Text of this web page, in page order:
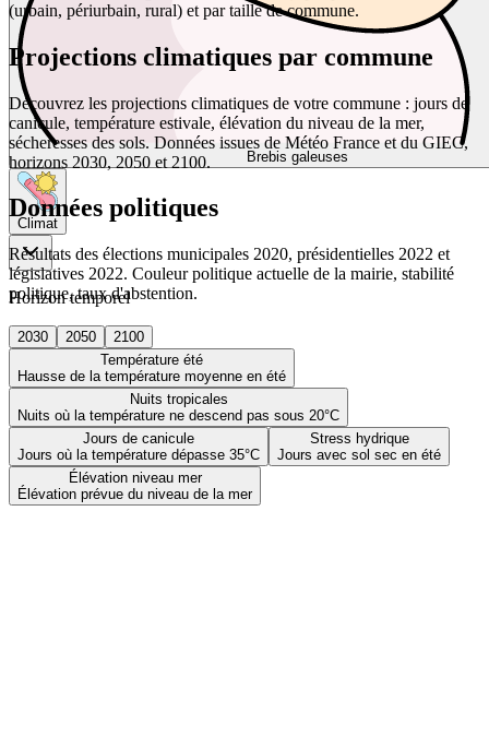
Brebis galeuses
Climat
Horizon temporel
2030 2050
2100
Température été
Hausse de la température moyenne en été
Nuits tropicales
Nuits où la température ne descend pas sous 20°C
Jours de canicule
Jours où la température dépasse 35°C
Stress hydrique
Jours avec sol sec en été
Élévation niveau mer
Élévation prévue du niveau de la mer
(urbain, périurbain, rural) et par taille de commune.
Projections climatiques par commune
Découvrez les projections climatiques de votre commune : jours de
canicule, température estivale, élévation du niveau de la mer,
sécheresses des sols. Données issues de Météo France et du GIEC,
horizons 2030, 2050 et 2100.
Données politiques
Résultats des élections municipales 2020, présidentielles 2022 et
législatives 2022. Couleur politique actuelle de la mairie, stabilité
politique, taux d'abstention.